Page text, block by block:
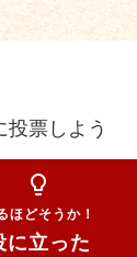
投票しよう
lightbulb_outline
ほどそうか！
に立った